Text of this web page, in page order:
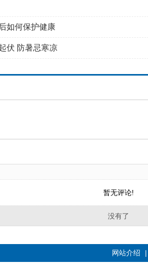
如何保护健康
伏 防暑忌寒凉
暂无评论!
没有了
网站介绍